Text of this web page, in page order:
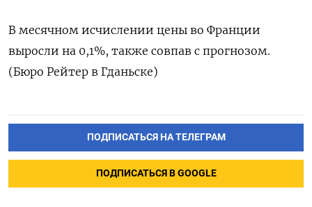
В месячном исчислении цены во Франции ​
выросли ⁠на 0,1%, ‌также совпав ‌с прогнозом.
(Бюро ​Рейтер в ‌Гданьске)
ПОДПИСАТЬСЯ НА ТЕЛЕГРАМ
ПОДПИСАТЬСЯ В GOOGLE